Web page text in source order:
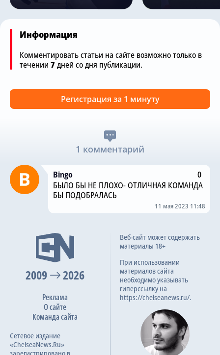
Информация
Комментировать статьи на сайте возможно только в
течении 7дней со дня публикации.
Регистрация за 1 минуту
1 комментарий
Bingo
0
БЫЛО БЫ НЕ ПЛОХО- ОТЛИЧНАЯ КОМАНДА
БЫ ПОДОБРАЛАСЬ
11 мая 2023 11:48
2009 2026
Реклама
О сайте
Команда сайта
Сетевое издание
«ChelseaNews.Ru»
зарегистрировано в
Веб-сайт может содержать
материалы 18+
При использовании
материалов сайта
необходимо указывать
гиперссылку на
https://chelseanews.ru/.